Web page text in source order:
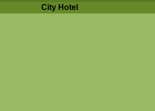
City Hotel